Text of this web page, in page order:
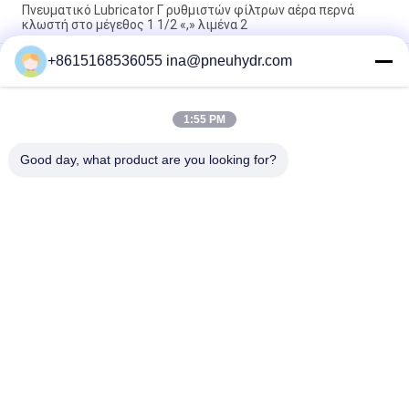
Πνευματικό Lubricator Γ ρυθμιστών φίλτρων αέρα περνά
κλωστή στο μέγεθος 1 1/2 «,» λιμένα 2
SZLFG πίεσης υψηλή αξιοπιστία διανομέων δεικτών
ποσοτική
Λαδώνοντας αντλία 4 εναλλασσόμενο ρεύμα 380 βολτ 50 Hz
λιπών NBSANMINSE SDR5-34Z MPA με τη βαλβίδα
+8615168536055 ina@pneuhydr.com
1:55 PM
Good day, what product are you looking for?